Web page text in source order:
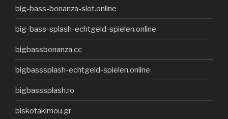
big-bass-bonanza-slot.online
big-bass-splash-echtgeld-spielen.online
bigbassbonanza.cc
bigbasssplash-echtgeld-spielen.online
bigbasssplash.ro
biskotakimou.gr